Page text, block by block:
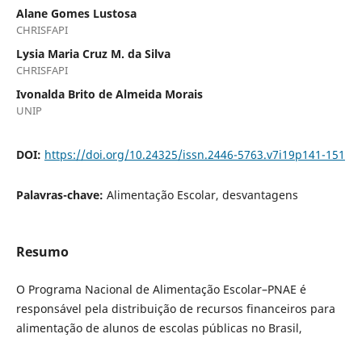
Alane Gomes Lustosa
CHRISFAPI
Lysia Maria Cruz M. da Silva
CHRISFAPI
Ivonalda Brito de Almeida Morais
UNIP
DOI: https://doi.org/10.24325/issn.2446-5763.v7i19p141-151
Palavras-chave: Alimentação Escolar, desvantagens
Resumo
O Programa Nacional de Alimentação Escolar–PNAE é
responsável pela distribuição de recursos financeiros para
alimentação de alunos de escolas públicas no Brasil,